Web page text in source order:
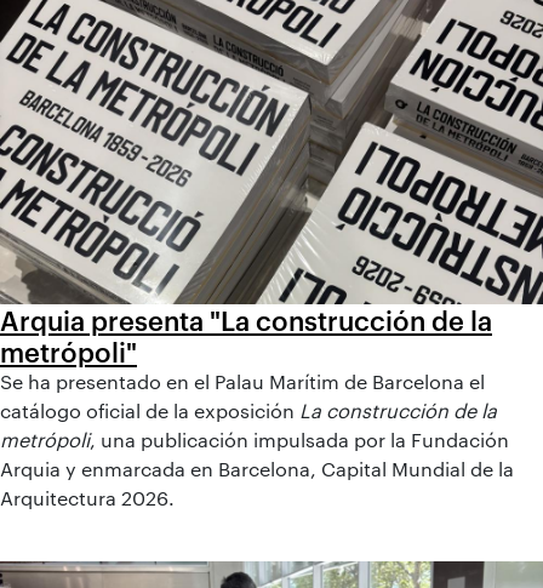
Arquia presenta "La construcción de la
metrópoli"
Se ha presentado en el Palau Marítim de Barcelona el
catálogo oficial de la exposición La construcción de la
metrópoli, una publicación impulsada por la Fundación
Arquia y enmarcada en Barcelona, Capital Mundial de la
Arquitectura 2026.